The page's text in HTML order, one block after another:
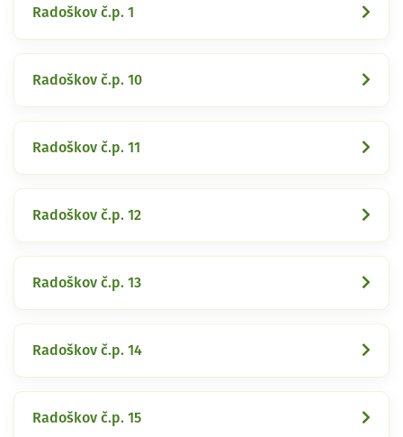
Radoškov č.p. 1
Radoškov č.p. 10
Radoškov č.p. 11
Radoškov č.p. 12
Radoškov č.p. 13
Radoškov č.p. 14
Radoškov č.p. 15